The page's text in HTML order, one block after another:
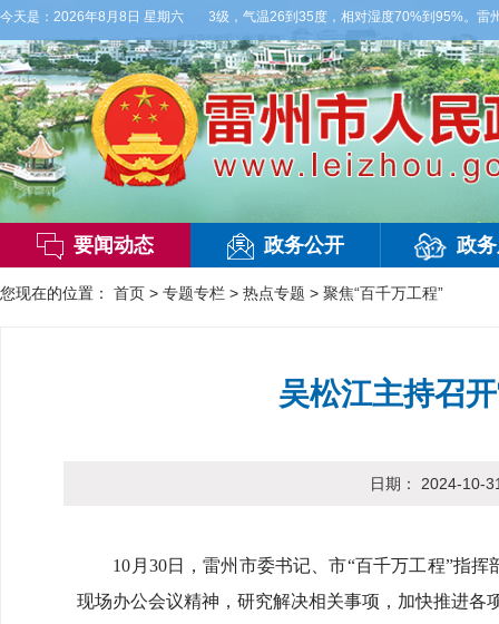
今天是： 2026年8月8日 星期六
云，局部有雷阵雨，偏西风2到3级，气温26到35度，相对湿度70%到95%。雷州
要闻动态 政务公开 政
您现在的位置： 首页 > 专题专栏 > 热点专题 > 聚焦“百千万工程”
吴松江主持召
日期： 2024-10-
10月30日，雷州市委书记、市“百千万工程”指挥
现场办公会议精神，研究解决相关事项，加快推进各